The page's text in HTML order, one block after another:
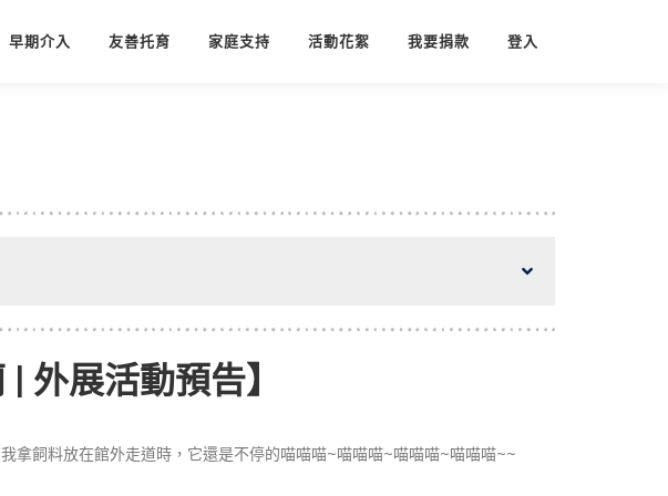
早期介入 友善托育 家庭支持 活動花絮 我要捐款 登入
外展活動預告】
拿飼料放在館外走道時，它還是不停的喵喵喵~喵喵喵~喵喵喵~喵喵喵~~